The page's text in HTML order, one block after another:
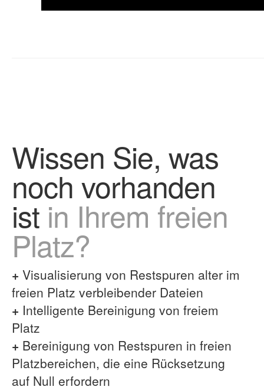
Wissen Sie, was
noch vorhanden
ist in Ihrem freien
Platz?
+ Visualisierung von Restspuren alter im
freien Platz verbleibender Dateien
+ Intelligente Bereinigung von freiem
Platz
+ Bereinigung von Restspuren in freien
Platzbereichen, die eine Rücksetzung
auf Null erfordern